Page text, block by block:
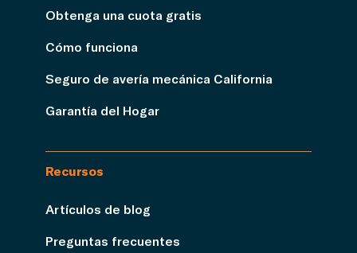
Obtenga una cuota gratis
Cómo funciona
Seguro de avería mecánica California
Garantía del Hogar
Recursos
Artículos de blog
Preguntas frecuentes